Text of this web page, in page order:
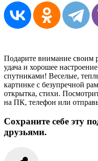
Подарите внимание своим
удача и хорошее
спутниками! Веселые,
картинке с безупречной
открытка, стихи.
на ПК, телефон или
Сохраните себе эту
друзьями.